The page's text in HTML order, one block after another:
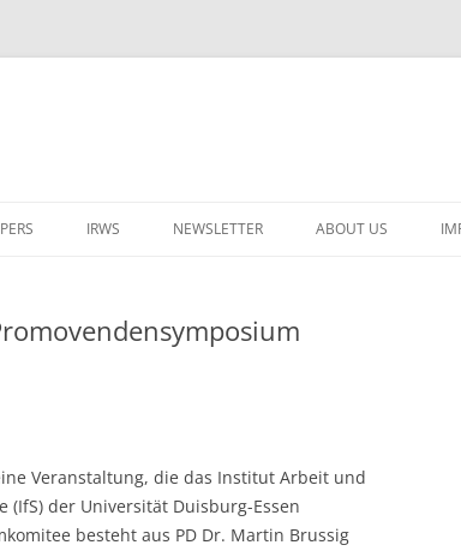
IRWS
LECTURERS &
LECTURERS &
LECTURERS &
REGISTRATION
CASH BUDGET 2021
ORGANISERS & SUPPORTERS
IRWS NETWORK
NEWSLETTER ABOUT US
Veranstaltung, die das Institut Arbeit und
(IfS) der Universität Duisburg-Essen
besteht aus PD Dr. Martin Brussig